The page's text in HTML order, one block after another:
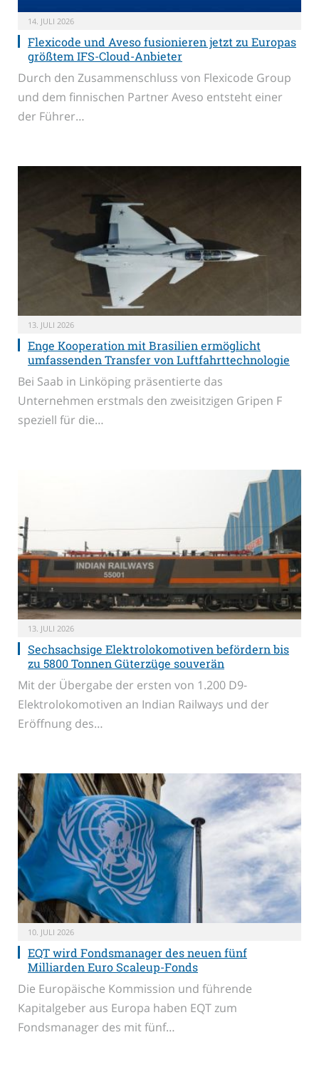
14. JULI 2026
Flexicode und Aveso fusionieren jetzt zu Europas
größtem IFS-Cloud-Anbieter
Durch den Zusammenschluss von Flexicode Group
und dem finnischen Partner Aveso entsteht einer
der Führer…
13. JULI 2026
Enge Kooperation mit Brasilien ermöglicht
umfassenden Transfer von Luftfahrttechnologie
Bei Saab in Linköping präsentierte das
Unternehmen erstmals den zweisitzigen Gripen F
speziell für die…
13. JULI 2026
Sechsachsige Elektrolokomotiven befördern bis
zu 5800 Tonnen Güterzüge souverän
Mit der Übergabe der ersten von 1.200 D9-
Elektrolokomotiven an Indian Railways und der
Eröffnung des…
10. JULI 2026
EQT wird Fondsmanager des neuen fünf
Milliarden Euro Scaleup-Fonds
Die Europäische Kommission und führende
Kapitalgeber aus Europa haben EQT zum
Fondsmanager des mit fünf…